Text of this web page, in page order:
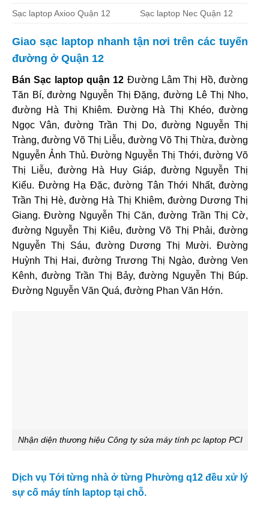
Sạc laptop Axioo Quận 12 Sạc laptop Nec Quận 12
Giao sạc laptop nhanh tận nơi trên các tuyến
đường ở Quận 12
Bán Sạc laptop quận 12 Đường Lâm Thị Hồ, đường
Tăn Bí, đường Nguyễn Thị Đặng, đường Lê Thị Nho,
đường Hà Thị Khiêm. Đường Hà Thị Khéo, đường
Ngọc Vân, đường Trần Thị Do, đường Nguyễn Thị
Tràng, đường Võ Thị Liễu, đường Võ Thị Thừa, đường
Nguyễn Ảnh Thủ. Đường Nguyễn Thị Thới, đường Võ
Thị Liễu, đường Hà Huy Giáp, đường Nguyễn Thị
Kiểu. Đường Hạ Đặc, đường Tân Thới Nhất, đường
Trần Thị Hè, đường Hà Thị Khiêm, đường Dương Thị
Giang. Đường Nguyễn Thị Căn, đường Trần Thị Cờ,
đường Nguyễn Thị Kiêu, đường Võ Thị Phải, đường
Nguyễn Thị Sáu, đường Dương Thị Mười. Đường
Huỳnh Thị Hai, đường Trương Thị Ngào, đường Ven
Kênh, đường Trần Thị Bảy, đường Nguyễn Thị Búp.
Đường Nguyễn Văn Quá, đường Phan Văn Hớn.
Nhận diện thương hiệu Công ty sửa máy tính pc laptop PCI
Dịch vụ Tới từng nhà ở từng Phường q12 đều xử lý
sự cố máy tính laptop tại chỗ.